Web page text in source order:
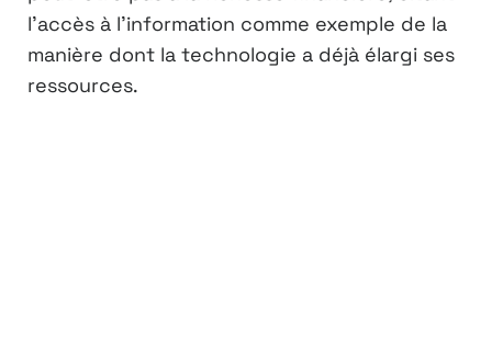
l’accès à l’information comme exemple de la
manière dont la technologie a déjà élargi ses
ressources.